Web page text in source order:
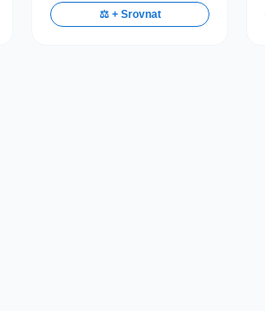
⚖️ + Srovnat